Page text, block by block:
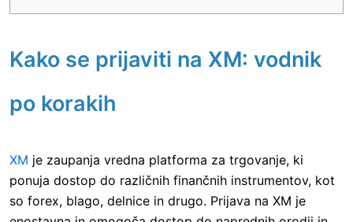
Kako se prijaviti na XM: vodnik
po korakih
XM je zaupanja vredna platforma za trgovanje, ki
ponuja dostop do različnih finančnih instrumentov, kot
so forex, blago, delnice in drugo. Prijava na XM je